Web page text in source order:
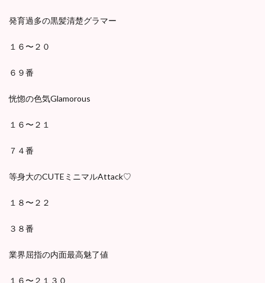
発育過多の黒髪清楚グラマー
１６〜２０
６９番
恍惚の色気Glamorous
１６〜２１
７４番
等身大のCUTEミニマルAttack♡
１８〜２２
３８番
業界屈指の内面最高魅了値
１６〜２１３０